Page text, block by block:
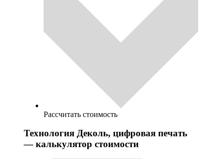
Рассчитать стоимость
Технология Деколь, цифровая печать
— калькулятор стоимости